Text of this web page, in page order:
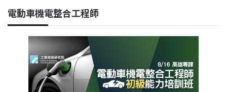
電動車機電整合工程師